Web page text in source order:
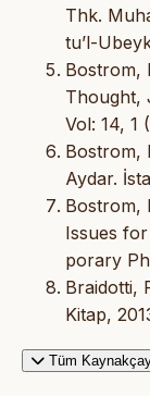
Thk.
tu’l-
Bostrom,
Thought,
Vol: 14, 1
Bostrom,
Aydar.
Bostrom,
Issues
porary
Braidotti,
Kitap,
Tüm